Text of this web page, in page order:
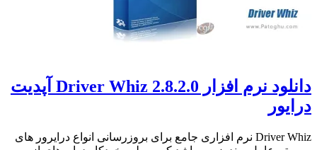
دانلود نرم افزار Driver Whiz 2.8.2.0 آپدیت
درایور
Driver Whiz نرم افزاری جامع برای بروزرسانی انواع درایرور های